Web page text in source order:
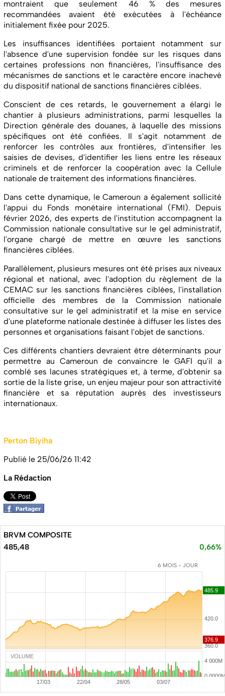
montraient que seulement 46 % des mesures
recommandées avaient été exécutées à l'échéance
initialement fixée pour 2025.
Les insuffisances identifiées portaient notamment sur
l'absence d'une supervision fondée sur les risques dans
certaines professions non financières, l'insuffisance des
mécanismes de sanctions et le caractère encore inachevé
du dispositif national de sanctions financières ciblées.
Conscient de ces retards, le gouvernement a élargi le
chantier à plusieurs administrations, parmi lesquelles la
Direction générale des douanes, à laquelle des missions
spécifiques ont été confiées. Il s'agit notamment de
renforcer les contrôles aux frontières, d'intensifier les
saisies de devises, d'identifier les liens entre les réseaux
criminels et de renforcer la coopération avec la Cellule
nationale de traitement des informations financières.
Dans cette dynamique, le Cameroun a également sollicité
l'appui du Fonds monétaire international (FMI). Depuis
février 2026, des experts de l'institution accompagnent la
Commission nationale consultative sur le gel administratif,
l'organe chargé de mettre en œuvre les sanctions
financières ciblées.
Parallèlement, plusieurs mesures ont été prises aux niveaux
régional et national, avec l'adoption du règlement de la
CEMAC sur les sanctions financières ciblées, l'installation
officielle des membres de la Commission nationale
consultative sur le gel administratif et la mise en service
d'une plateforme nationale destinée à diffuser les listes des
personnes et organisations faisant l'objet de sanctions.
Ces différents chantiers devraient être déterminants pour
permettre au Cameroun de convaincre le GAFI qu'il a
comblé ses lacunes stratégiques et, à terme, d'obtenir sa
sortie de la liste grise, un enjeu majeur pour son attractivité
financière et sa réputation auprès des investisseurs
internationaux.
Perton Biyiha
Publié le 25/06/26 11:42
La Rédaction
BRVM COMPOSITE
485,48
0,66%
6 MOIS - JOUR
VOLUME